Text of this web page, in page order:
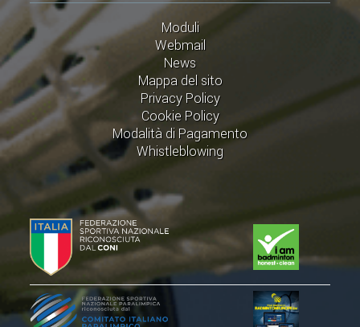
Moduli
Webmail
News
Mappa del sito
Privacy Policy
Cookie Policy
Modalità di Pagamento
Whistleblowing